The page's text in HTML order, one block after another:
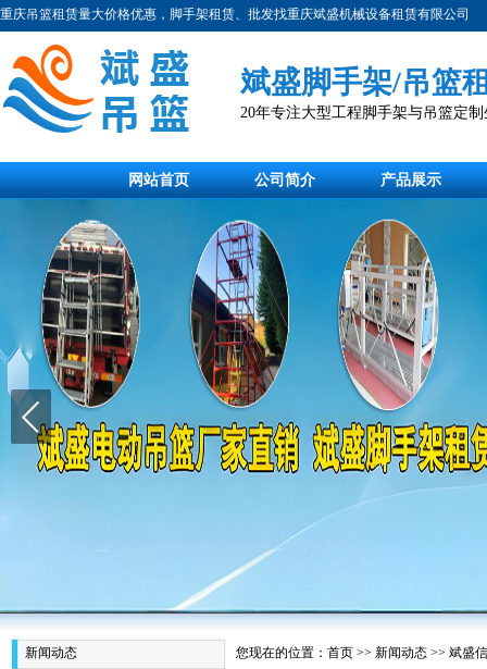
重庆吊篮租赁量大价格优惠，脚手架租赁、批发找重庆斌盛机械设备租赁有限公司
斌盛脚手架/吊篮
20年专注大型工程脚手架与吊篮定
网站首页 公司简介 产品展示
新闻动态 您现在的位置： 首页 >> 新闻动态 >> 斌盛